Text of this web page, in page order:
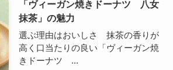
「ヴィーガン焼きドーナツ 八女
抹茶」の魅力
選ぶ理由はおいしさ 抹茶の香りが
高く口当たりの良い「ヴィーガン焼
きドーナツ ...